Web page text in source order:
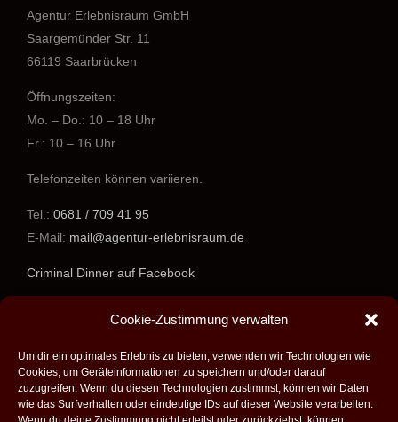
Cookie-Zustimmung verwalten
Um dir ein optimales Erlebnis zu bieten, verwenden wir Technologien wie
Cookies, um Geräteinformationen zu speichern und/oder darauf
zuzugreifen. Wenn du diesen Technologien zustimmst, können wir Daten
wie das Surfverhalten oder eindeutige IDs auf dieser Website verarbeiten.
Agentur Erlebnisraum GmbH
Saargemünder Str. 11
66119 Saarbrücken
Öffnungszeiten:
Mo. – Do.: 10 – 18 Uhr
Fr.: 10 – 16 Uhr
Telefonzeiten können variieren.
Tel.: 0681 / 709 41 95
E-Mail: mail@agentur-erlebnisraum.de
Criminal Dinner auf Facebook